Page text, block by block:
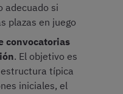
adecuado si
plazas en juego
convocatorias
. El objetivo es
típica
iniciales, el